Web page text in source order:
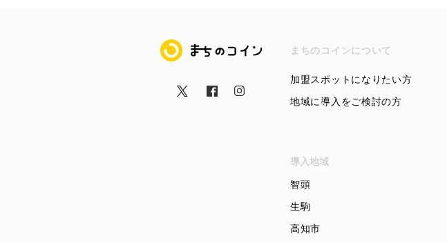
まちのコイン まちのコインについて
加盟スポットになりたい方
地域に導入をご検討の方
導入地域
智頭
生駒
高知市